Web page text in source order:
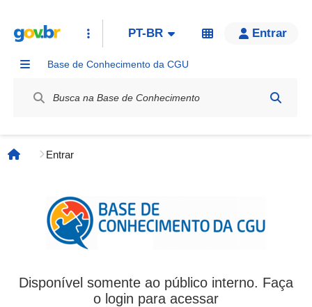
PT-BR Entrar
Base de Conhecimento da CGU
Página inicial
Entrar
Disponível somente ao público interno. Faça
o login para acessar